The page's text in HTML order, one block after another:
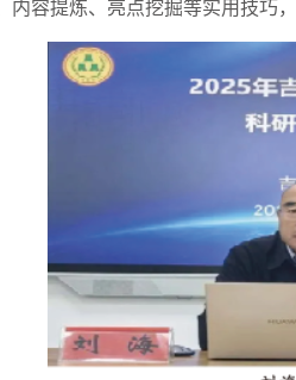
内容提炼、亮点挖掘等实用技巧